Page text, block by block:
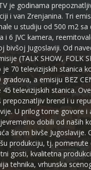
je godinama
i van Zrenjanina. Tri
u studiju od 500 m2 sa
i 6 JVC kamera,
bivšoj Jugoslaviji. Od
(TALK SHOW, FOLK
70 televizijskih stanica
a emisiju BEZ
televizijskih stanica.
prepoznatljiv brend i u
U prilog tome govore i
dobili od naših
širom bivše Jugoslavije.
produkciju, tj. pomenute
gosti, kvalitetna
tehnika, vrhunska